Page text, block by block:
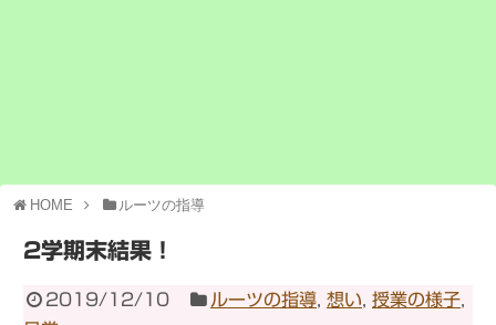
HOME ルーツの指導
2学期末結果！
2019/12/10 ルーツの指導 ,想い ,授業の様子